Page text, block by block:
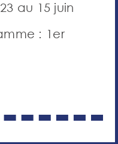
au 15 juin
: 1er